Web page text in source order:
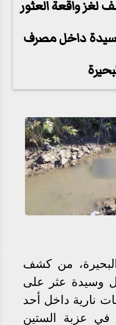
لغز واقعة العثور
داخل مصرف
من كشف
وسيدة عثر على
نارية داخل أحد
في عزبة الستين